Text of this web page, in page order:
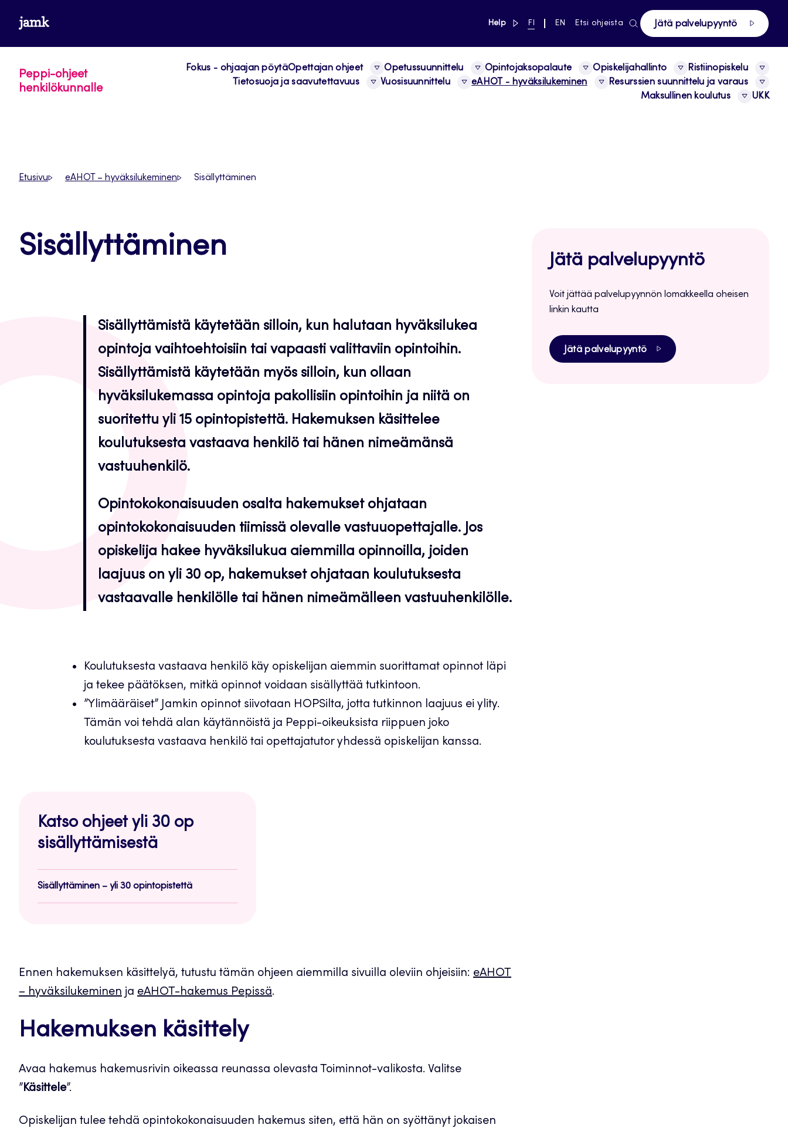
suoraan
sisältöön
www.jamk.fi Help linkki pääsivustolle
NYKYINEN
FI
VAIHDA
EN Etsi ohjeista Jätä palvelupyyntö
Peppi-ohjeet
henkilökunnalle
Fokus - ohjaajan pöytäOpettajan ohjeet Opetussuunnittelu Opintojaksopalaute Opiskelijahallinto
Ristiinopiskelu
Tietosuoja ja saavutettavuus
Vuosisuunnittelu eAHOT - hyväksilukeminen
Resurssien suunnittelu ja varaus
Maksullinen koulutus
UKK
Etusivu eAHOT – hyväksilukeminen Sisällyttäminen
Sisällyttäminen
Sisällyttämistä käytetään silloin, kun halutaan hyväksilukea
opintoja vaihtoehtoisiin tai vapaasti valittaviin opintoihin.
Sisällyttämistä käytetään myös silloin, kun ollaan
hyväksilukemassa opintoja pakollisiin opintoihin ja niitä on
suoritettu yli 15 opintopistettä. Hakemuksen käsittelee
koulutuksesta vastaava henkilö tai hänen nimeämänsä
vastuuhenkilö.
Opintokokonaisuuden osalta hakemukset ohjataan
opintokokonaisuuden tiimissä olevalle vastuuopettajalle. Jos
opiskelija hakee hyväksilukua aiemmilla opinnoilla, joiden
laajuus on yli 30 op, hakemukset ohjataan koulutuksesta
vastaavalle henkilölle tai hänen nimeämälleen vastuuhenkilölle.
Koulutuksesta vastaava henkilö käy opiskelijan aiemmin suorittamat opinnot läpi
ja tekee päätöksen, mitkä opinnot voidaan sisällyttää tutkintoon.
”Ylimääräiset” Jamkin opinnot siivotaan HOPSilta, jotta tutkinnon laajuus ei ylity.
Tämän voi tehdä alan käytännöistä ja Peppi-oikeuksista riippuen joko
koulutuksesta vastaava henkilö tai opettajatutor yhdessä opiskelijan kanssa.
Katso ohjeet yli 30 op
sisällyttämisestä
Sisällyttäminen – yli 30 opintopistettä
Ennen hakemuksen käsittelyä, tutustu tämän ohjeen aiemmilla sivuilla oleviin ohjeisiin: eAHOT
– hyväksilukeminen ja eAHOT-hakemus Pepissä.
Hakemuksen käsittely
Avaa hakemus hakemusrivin oikeassa reunassa olevasta Toiminnot-valikosta. Valitse
”Käsittele”.
Opiskelijan tulee tehdä opintokokonaisuuden hakemus siten, että hän on syöttänyt jokaisen
Jätä palvelupyyntö
Voit jättää palvelupyynnön lomakkeella oheisen
linkin kautta
Jätä palvelupyyntö